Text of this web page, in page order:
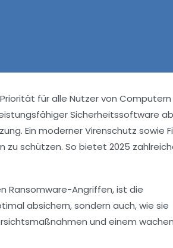
für alle Nutzer von
Sicherheitssoftware
Ein moderner Virenschutz sowie
zu schützen. So bietet 2025
Ransomware-Angriffen, ist die
absichern, sondern auch, wie sie
und einem